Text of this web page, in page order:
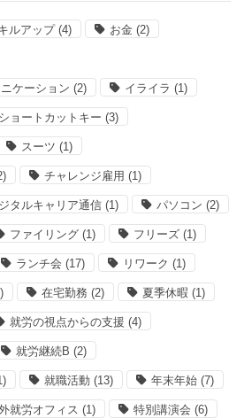
ルアップ(4) お金 (2)
ケーション (2) イライラ (1)
ショートカットキー (3)
スーツ (1)
チャレンジ雇用 (1)
タルキャリア通信 (1) パソコン (2)
ファイリング (1) フリーズ (1)
ランチ会 (17) リワーク (1)
在宅勤務 (2) 夏季休暇 (1)
就労の視点からの支援 (4)
就労継続B (2)
就職活動 (13) 年末年始 (7)
就労オフィス (1) 特別講演会 (6)